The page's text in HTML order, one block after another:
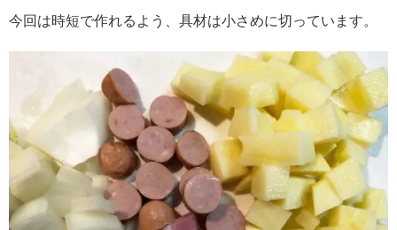
今回は時短で作れるよう、具材は小さめに切っています。